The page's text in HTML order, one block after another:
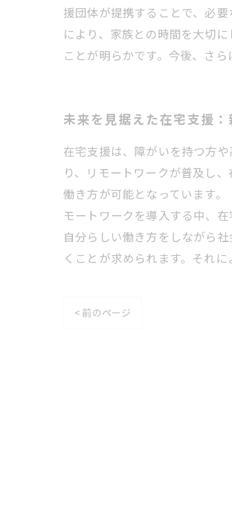
援団体が提携することで、必
により、家族との時間を大切
ことが明らかです。今後、さ
未来を見据えた在宅支援
在宅支援は、障がいを持つ方
り、リモートワークが普及し
働き方が可能となっています
モートワークを導入する中、
自分らしい働き方をしながら
くことが求められます。それ
< 前のページ